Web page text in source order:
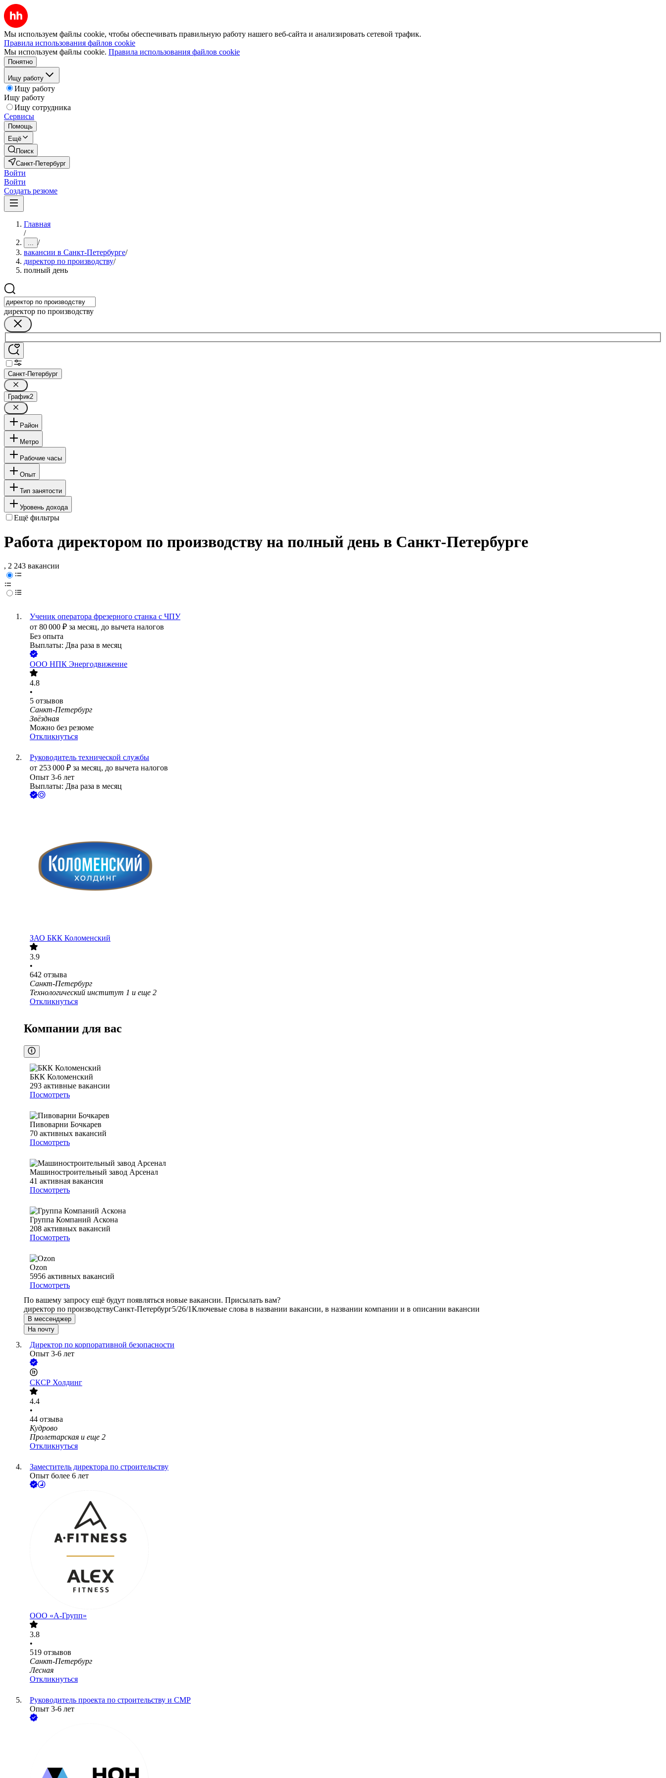
Мы используем файлы cookie, чтобы обеспечивать правильную работу нашего веб-сайта и анализировать сетевой трафик.
Правила использования файлов cookie
Мы используем файлы cookie. Правила использования файлов cookie
Понятно
Ищу работу
Ищу работу
Ищу работу
Ищу сотрудника
Сервисы
Помощь
Ещё
Поиск
Санкт-Петербург
Войти
Войти
Создать резюме
Главная
/
... /
вакансии в Санкт-Петербурге/
директор по производству/
полный день
директор по производству
Санкт-Петербург
График2
Район
Метро
Рабочие часы
Опыт
Тип занятости
Уровень дохода
Ещё фильтры
Работа директором по производству на полный день в Санкт-Петербурге
, 2 243 вакансии
Ученик оператора фрезерного станка с ЧПУ
от 80 000 ₽ за месяц, до вычета налогов
Без опыта
Выплаты: Два раза в месяц
ООО НПК Энергодвижение
4.8
•
5 отзывов
Санкт-Петербург
Звёздная
Можно без резюме
Откликнуться
Руководитель технической службы
от 253 000 ₽ за месяц, до вычета налогов
Опыт 3-6 лет
Выплаты: Два раза в месяц
ЗАО БКК Коломенский
3.9
•
642 отзыва
Санкт-Петербург
Технологический институт 1 и еще 2
Откликнуться
Компании для вас
БКК Коломенский
293 активные вакансии
Посмотреть
Пивоварни Бочкарев
70 активных вакансий
Посмотреть
Машиностроительный завод Арсенал
41 активная вакансия
Посмотреть
Группа Компаний Аскона
208 активных вакансий
Посмотреть
Ozon
5956 активных вакансий
Посмотреть
По вашему запросу ещё будут появляться новые вакансии. Присылать вам?
директор по производствуСанкт-Петербург5/26/1Ключевые слова в названии вакансии, в названии компании и в описании вакансии
В мессенджер
На почту
Директор по корпоративной безопасности
Опыт 3-6 лет
СКСР Холдинг
4.4
•
44 отзыва
Кудрово
Пролетарская и еще 2
Откликнуться
Заместитель директора по строительству
Опыт более 6 лет
ООО «А-Групп»
3.8
•
519 отзывов
Санкт-Петербург
Лесная
Откликнуться
Руководитель проекта по строительству и СМР
Опыт 3-6 лет